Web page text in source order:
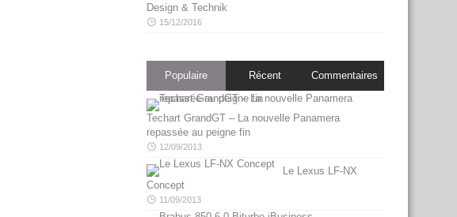
Design & Technik
15/12/2016
Populaire Récent Commentaires
Techart GrandGT – La nouvelle Panamera
repassée au peigne fin
12/09/2013
Le Lexus LF-NX
Concept
11/09/2013